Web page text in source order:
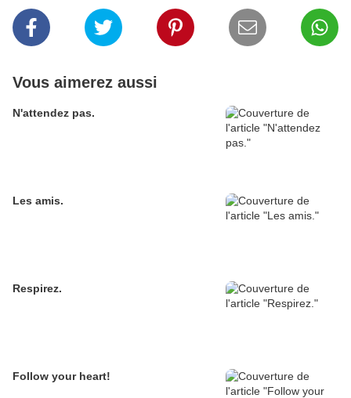
Vous aimerez aussi
N'attendez pas.
Les amis.
Respirez.
Follow your heart!